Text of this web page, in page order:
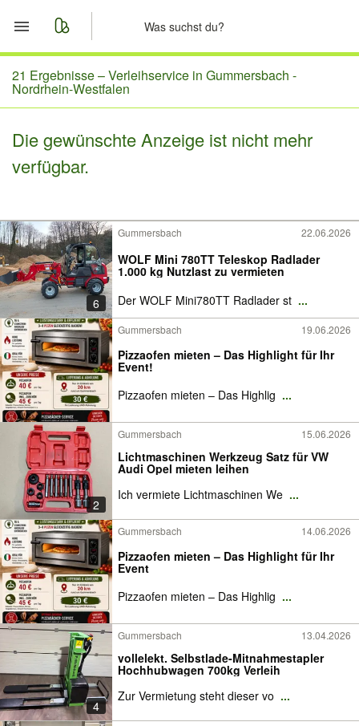
Start
Merkliste
Nachrichten
21 Ergebnisse –Verleihservice in Gummersbach -
Nordrhein-Westfalen
Die gewünschte Anzeige ist nicht mehr
verfügbar.
6
Gummersbach 22.06.2026
WOLF Mini 780TT Teleskop Radlader
1.000 kg Nutzlast zu vermieten
Der WOLF Mini780TT Radlader st ...
Gummersbach 19.06.2026
Pizzaofen mieten – Das Highlight für Ihr
Event!
Pizzaofen mieten – Das Highlig ...
2
Gummersbach 15.06.2026
Lichtmaschinen Werkzeug Satz für VW
Audi Opel mieten leihen
Ich vermiete Lichtmaschinen We ...
Gummersbach 14.06.2026
Pizzaofen mieten – Das Highlight für Ihr
Event
Pizzaofen mieten – Das Highlig ...
4
Gummersbach 13.04.2026
vollelekt. Selbstlade-Mitnahmestapler
Hochhubwagen 700kg Verleih
Zur Vermietung steht dieser vo ...